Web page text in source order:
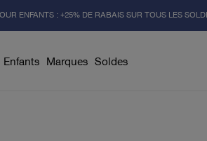
ENFANTS : +25% DE RABAIS SUR TOUS LES
Enfants Marques Soldes